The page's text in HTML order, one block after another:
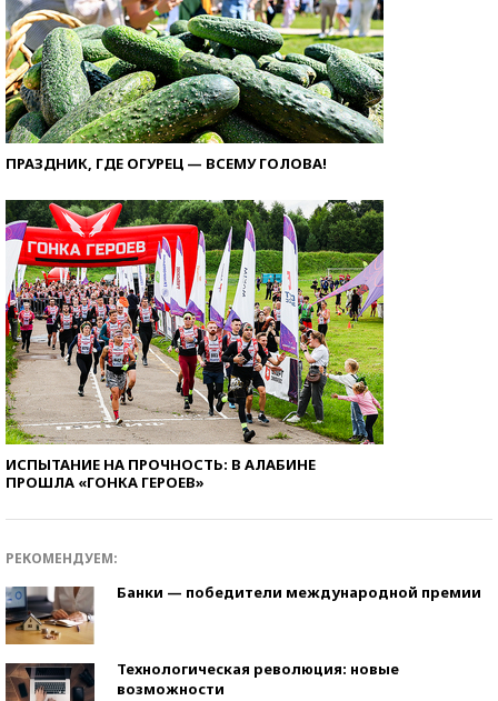
ПРАЗДНИК, ГДЕ ОГУРЕЦ — ВСЕМУ ГОЛОВА!
ИСПЫТАНИЕ НА ПРОЧНОСТЬ: В АЛАБИНЕ
ПРОШЛА «ГОНКА ГЕРОЕВ»
РЕКОМЕНДУЕМ:
Банки — победители международной премии
Технологическая революция: новые
возможности